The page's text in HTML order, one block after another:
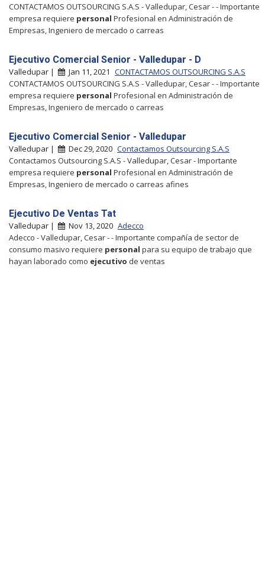
CONTACTAMOS OUTSOURCING S.A.S - Valledupar, Cesar - - Importante
empresa requiere personal Profesional en Administración de
Empresas, Ingeniero de mercado o carreas
Ejecutivo Comercial Senior - Valledupar - D
Valledupar | Jan 11, 2021 CONTACTAMOS OUTSOURCING S.A.S
CONTACTAMOS OUTSOURCING S.A.S - Valledupar, Cesar - - Importante
empresa requiere personal Profesional en Administración de
Empresas, Ingeniero de mercado o carreas
Ejecutivo Comercial Senior - Valledupar
Valledupar | Dec 29, 2020 Contactamos Outsourcing S.A.S
Contactamos Outsourcing S.A.S - Valledupar, Cesar - Importante
empresa requiere personal Profesional en Administración de
Empresas, Ingeniero de mercado o carreas afines
Ejecutivo De Ventas Tat
Valledupar | Nov 13, 2020 Adecco
Adecco - Valledupar, Cesar - - Importante compañía de sector de
consumo masivo requiere personal para su equipo de trabajo que
hayan laborado como ejecutivo de ventas